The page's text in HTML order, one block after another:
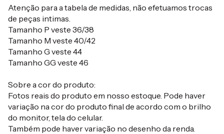
Atenção para a tabela de medidas, não efetuamos trocas
de peças intimas.
Tamanho P veste 36/38
Tamanho M veste 40/42
Tamanho G veste 44
Tamanho GG veste 46
Sobre a cor do produto:
Fotos reais do produto em nosso estoque. Pode haver
variação na cor do produto final de acordo com o brilho
do monitor, tela do celular.
Também pode haver variação no desenho da renda.